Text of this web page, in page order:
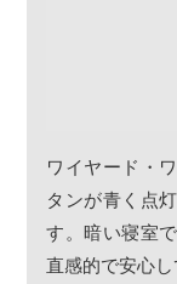
ワイヤード・
タンが青く点
す。暗い寝室
直感的で安心し